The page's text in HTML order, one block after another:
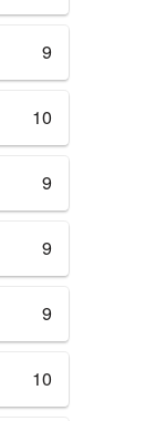
9
10
9
9
9
10